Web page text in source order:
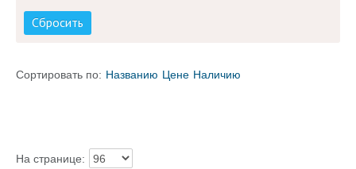
Статьи
Сбросить
Сортировать по: Названию Цене Наличию
На странице: